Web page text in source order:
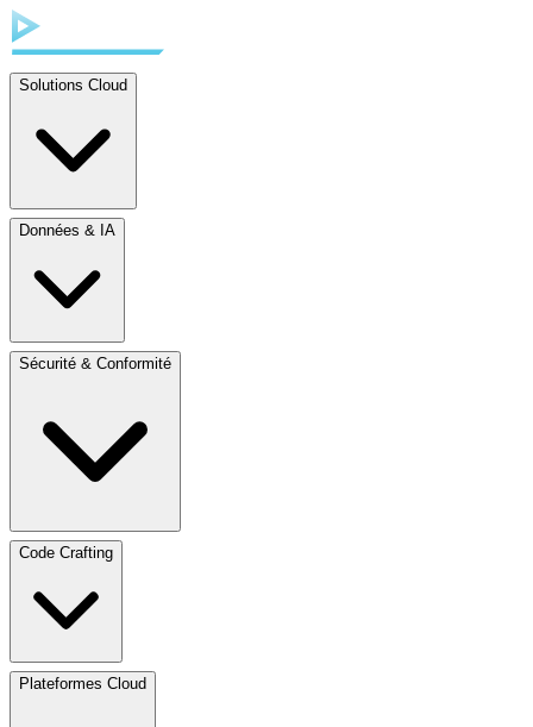
Solutions Cloud
Données & IA
Sécurité & Conformité
Code Crafting
Plateformes Cloud